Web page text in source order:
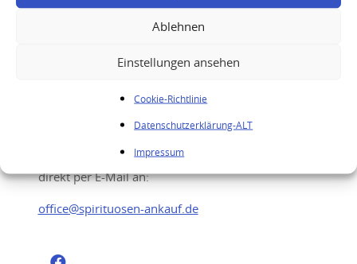
Ablehnen
Einstellungen ansehen
Cookie-Richtlinie
Datenschutzerklärung-ALT
Impressum
Ihre Anfrage
Sie möchten Ihre hochwertigen Spirituosen
verkaufen? Senden Sie uns gerne Ihre Anfrage
direkt per E-Mail an:
office@spirituosen-ankauf.de